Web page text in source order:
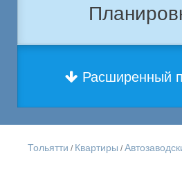
Расширенный
Тольятти / Квартиры /